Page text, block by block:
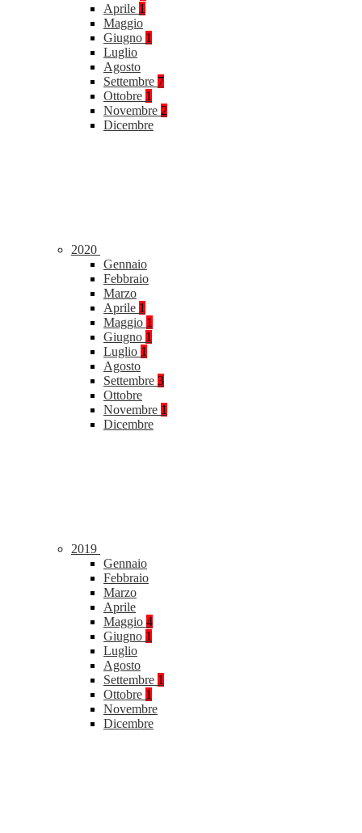
Aprile 1
Maggio
Giugno 1
Luglio
Agosto
Settembre 7
Ottobre 1
Novembre 2
Dicembre
2020
Gennaio
Febbraio
Marzo
Aprile 1
Maggio 1
Giugno 1
Luglio 1
Agosto
Settembre 3
Ottobre
Novembre 1
Dicembre
2019
Gennaio
Febbraio
Marzo
Aprile
Maggio 4
Giugno 1
Luglio
Agosto
Settembre 1
Ottobre 1
Novembre
Dicembre